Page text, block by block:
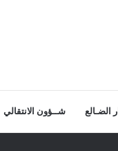
الضـالع شــؤون الانتقالي
بأعمال الأمين العام يعزي